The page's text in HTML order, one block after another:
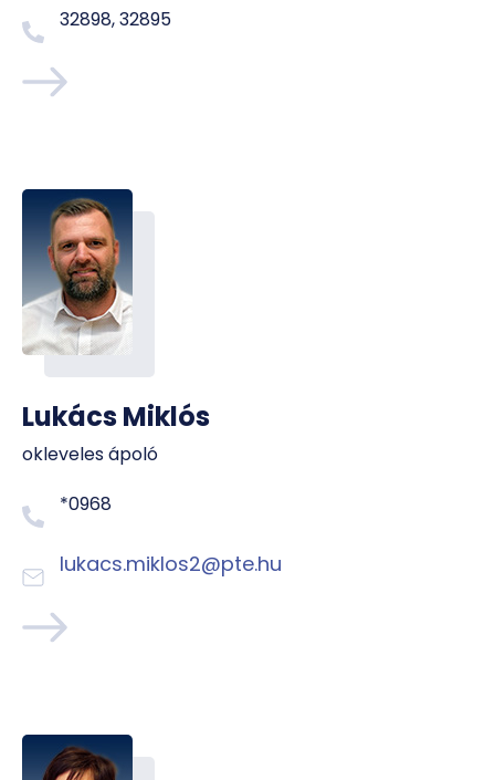
32898, 32895
Lukács Miklós
okleveles ápoló
*0968
lukacs.miklos2@pte.hu